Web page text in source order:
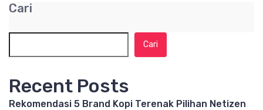
Cari
Cari
Recent Posts
Rekomendasi 5 Brand Kopi Terenak Pilihan Netizen